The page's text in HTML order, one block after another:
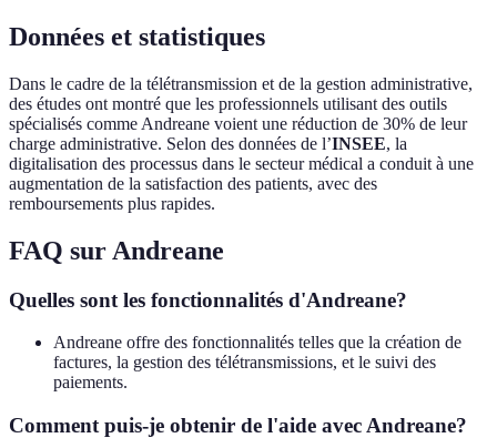
Données et statistiques
Dans le cadre de la télétransmission et de la gestion administrative,
des études ont montré que les professionnels utilisant des outils
spécialisés comme Andreane voient une réduction de 30% de leur
charge administrative. Selon des données de l’INSEE, la
digitalisation des processus dans le secteur médical a conduit à une
augmentation de la satisfaction des patients, avec des
remboursements plus rapides.
FAQ sur Andreane
Quelles sont les fonctionnalités d'Andreane?
Andreane offre des fonctionnalités telles que la création de
factures, la gestion des télétransmissions, et le suivi des
paiements.
Comment puis-je obtenir de l'aide avec Andreane?